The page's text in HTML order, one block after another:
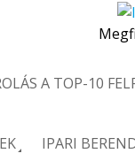
A TOP-10
IPARI